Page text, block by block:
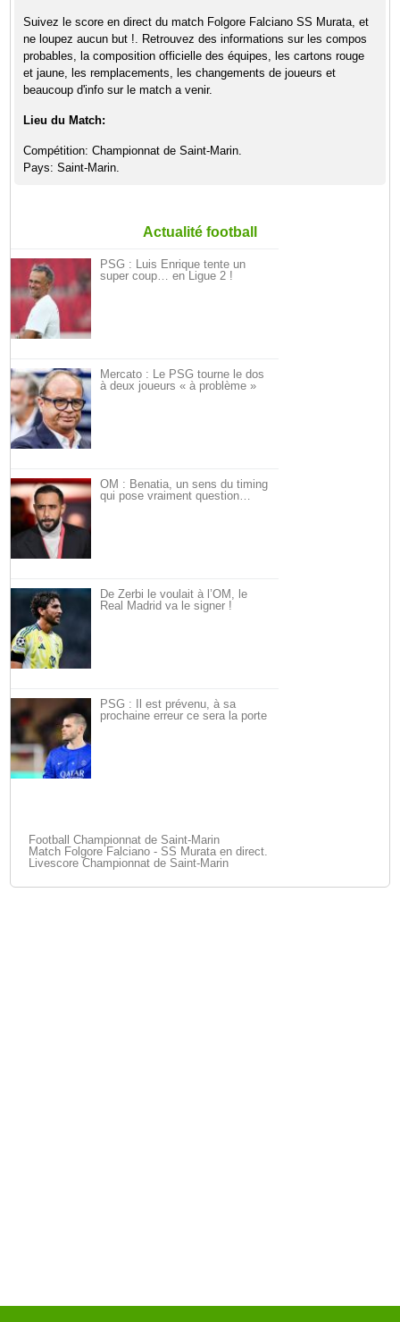
Suivez le score en direct du match Folgore Falciano SS Murata, et
ne loupez aucun but !. Retrouvez des informations sur les compos
probables, la composition officielle des équipes, les cartons rouge
et jaune, les remplacements, les changements de joueurs et
beaucoup d'info sur le match a venir.
Lieu du Match:
Compétition: Championnat de Saint-Marin.
Pays: Saint-Marin.
Actualité football
PSG : Luis Enrique tente un
super coup… en Ligue 2 !
Mercato : Le PSG tourne le dos
à deux joueurs « à problème »
OM : Benatia, un sens du timing
qui pose vraiment question…
De Zerbi le voulait à l’OM, le
Real Madrid va le signer !
PSG : Il est prévenu, à sa
prochaine erreur ce sera la porte
Football Championnat de Saint-Marin
Match Folgore Falciano - SS Murata en direct.
Livescore Championnat de Saint-Marin